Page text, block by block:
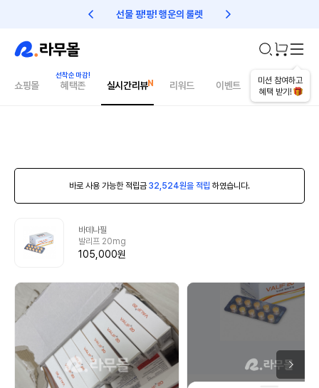
선물 팡!팡! 행운의 룰렛 친구초대 1만원 리워드!
미션 참여하고
혜택 받기!
쇼핑몰 혜택존 실시간리뷰 리워드 이벤트 건강매거진
바로 사용 가능한 적립금 32,524원을 적립 하였습니다.
바데나필
발리프 20mg
105,000원